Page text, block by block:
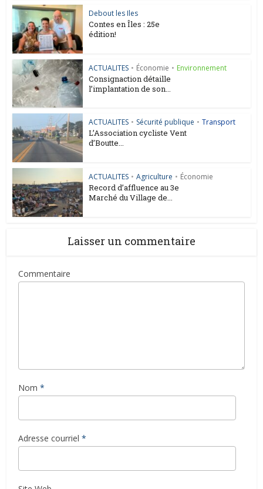
Debout les Iles
Contes en Îles : 25e
édition!
ACTUALITES • Économie • Environnement
Consignaction détaille
l’implantation de son...
ACTUALITES • Sécurité publique • Transport
L’Association cycliste Vent
d’Boutte...
ACTUALITES • Agriculture • Économie
Record d’affluence au 3e
Marché du Village de...
Laisser un commentaire
Commentaire
Nom *
Adresse courriel *